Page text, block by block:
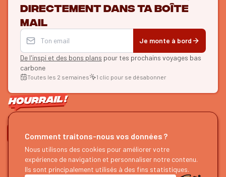
directement dans ta boîte
mail
Je monte à bord
De l'inspi et des bons plans pour tes prochains voyages bas
carbone
Toutes les 2 semaines 1 clic pour se désabonner
ON SE SUIT ?
HOURRAIL !
À propos
Devenir partenaire
EXPLORER
Recherche d'itinéraires
Nos guides
Comment traitons-nous vos données ?
Nous utilisons des cookies pour améliorer votre
expérience de navigation et personnaliser notre contenu.
Ils sont principalement utilisés à des fins statistiques.